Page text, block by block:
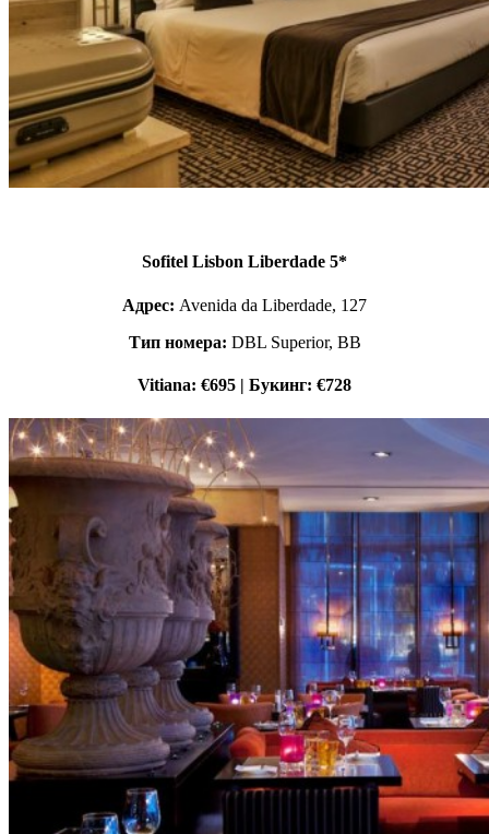
Sofitel Lisbon Liberdade 5*
Адрес: Avenida da Liberdade, 127
Тип номера: DBL Superior, BB
Vitiana: €695 | Букинг: €728